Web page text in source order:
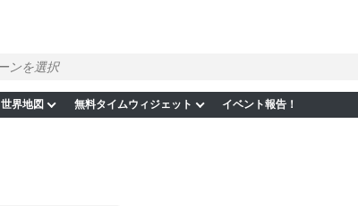
世界地図 無料タイムウィジェット イベント報告！